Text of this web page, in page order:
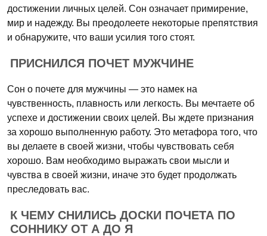
достижении личных целей. Сон означает примирение,
мир и надежду. Вы преодолеете некоторые препятствия
и обнаружите, что ваши усилия того стоят.
ПРИСНИЛСЯ ПОЧЕТ МУЖЧИНЕ
Сон о почете для мужчины — это намек на
чувственность, плавность или легкость. Вы мечтаете об
успехе и достижении своих целей. Вы ждете признания
за хорошо выполненную работу. Это метафора того, что
вы делаете в своей жизни, чтобы чувствовать себя
хорошо. Вам необходимо выражать свои мысли и
чувства в своей жизни, иначе это будет продолжать
преследовать вас.
К ЧЕМУ СНИЛИСЬ ДОСКИ ПОЧЕТА ПО
СОННИКУ ОТ А ДО Я